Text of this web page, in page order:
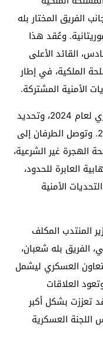
الفريق المختار بله
وعُقد هذا
القائد الأعلى
الملكية، في إطار
الأمنية المشتركة.
ركز الاجتماع على تقييم التعاون العسكري لعام 2024، وتحديد
أولويات الأنشطة المستقبلية لعام 2025. وتوصل الطرفان إلى
الهجرة غير الشرعية،
العابرة للحدود،
الأمنية
المنتدب المكلف
الفريق بله شعبان،
العسكري ليشمل
العلاقات
البلدين إلى عام 1971، وقد تعززت بشكل أكبر
اللجنة العسكرية